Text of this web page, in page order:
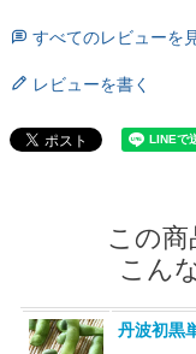
すべてのレビューを
レビューを書く
この
こん
丹波初黒